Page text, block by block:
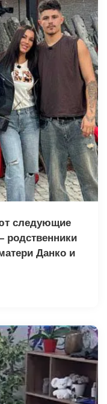
следующие
родственники
Данко и